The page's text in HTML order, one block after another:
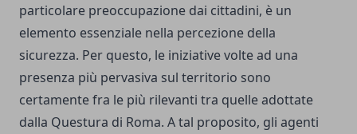
particolare preoccupazione dai cittadini, è un
elemento essenziale nella percezione della
sicurezza. Per questo, le iniziative volte ad una
presenza più pervasiva sul territorio sono
certamente fra le più rilevanti tra quelle adottate
dalla Questura di Roma. A tal proposito, gli agenti